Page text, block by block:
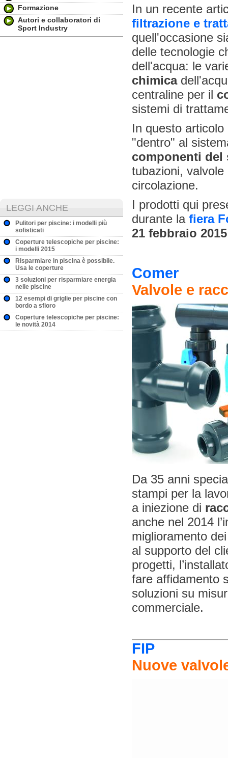
Formazione
Autori e collaboratori di
Sport Industry
LEGGI ANCHE
Pulitori per piscine: i modelli più
sofisticati
Coperture telescopiche per piscine:
i modelli 2015
Risparmiare in piscina è possibile.
Usa le coperture
3 soluzioni per risparmiare energia
nelle piscine
12 esempi di griglie per piscine con
bordo a sfioro
Coperture telescopiche per piscine:
le novità 2014
In un recente
filtrazione e
quell'occasione
delle tecnologie
dell'acqua: le
chimica
centraline per il
sistemi di
In questo
"dentro" al
componenti
tubazioni,
circolazione.
I prodotti qui
durante la fiera
21 febbraio 2015
Comer
Valvole e
Da 35 anni
stampi per la
a iniezione di
anche nel 2014
miglioramento
al supporto del
progetti,
fare affidamento
soluzioni su
commerciale.
FIP
Nuove